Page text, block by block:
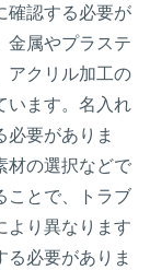
確認する必要が
金属やプラステ
アクリル加工の
います。名入れ
要がありま
材の選択などで
ことで、トラブ
より異なります
必要がありま